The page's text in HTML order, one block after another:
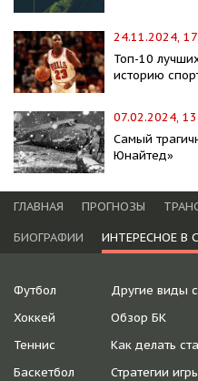
24.11.2024,
Топ-10
историю
07.02.2024,
Самый
Юнайтед»
ГЛАВНАЯ ПРОГНОЗЫ
БИОГРАФИИ
ИНТЕРЕСНОЕ В
Футбол
Хоккей
Теннис
Баскетбол
Другие виды
Обзор БК
Как делать
Стратегии